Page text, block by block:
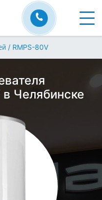
/ RMPS-80V
Челябинске